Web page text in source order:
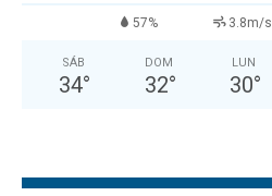
57% 3.8m/s
SÁB
34°
DOM
32°
LUN
30°